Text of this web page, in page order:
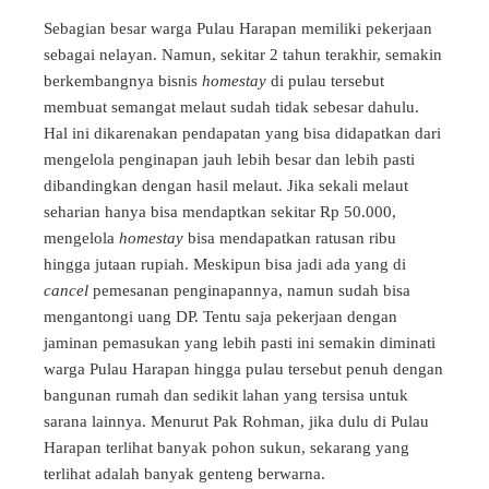
Sebagian besar warga Pulau Harapan memiliki pekerjaan
sebagai nelayan. Namun, sekitar 2 tahun terakhir, semakin
berkembangnya bisnis homestay di pulau tersebut
membuat semangat melaut sudah tidak sebesar dahulu.
Hal ini dikarenakan pendapatan yang bisa didapatkan dari
mengelola penginapan jauh lebih besar dan lebih pasti
dibandingkan dengan hasil melaut. Jika sekali melaut
seharian hanya bisa mendaptkan sekitar Rp 50.000,
mengelola homestay bisa mendapatkan ratusan ribu
hingga jutaan rupiah. Meskipun bisa jadi ada yang di
cancel pemesanan penginapannya, namun sudah bisa
mengantongi uang DP. Tentu saja pekerjaan dengan
jaminan pemasukan yang lebih pasti ini semakin diminati
warga Pulau Harapan hingga pulau tersebut penuh dengan
bangunan rumah dan sedikit lahan yang tersisa untuk
sarana lainnya. Menurut Pak Rohman, jika dulu di Pulau
Harapan terlihat banyak pohon sukun, sekarang yang
terlihat adalah banyak genteng berwarna.